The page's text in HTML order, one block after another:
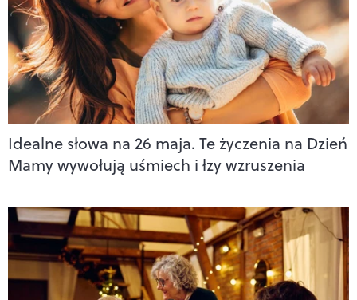
Idealne słowa na 26 maja. Te życzenia na Dzień
Mamy wywołują uśmiech i łzy wzruszenia